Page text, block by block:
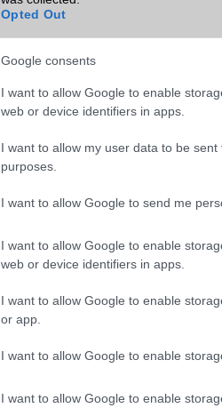
Opted Out
Google consents
I want to allow Google to enable
web or device identifiers in apps.
I want to allow my user data to be
purposes.
I want to allow Google to send me
I want to allow Google to enable
web or device identifiers in apps.
I want to allow Google to enable
or app.
I want to allow Google to enable
I want to allow Google to enable
Java
Organizer